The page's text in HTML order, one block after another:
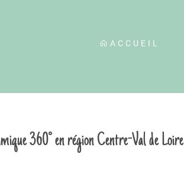
ACCUEIL
360° en région Centre-Val de Loire